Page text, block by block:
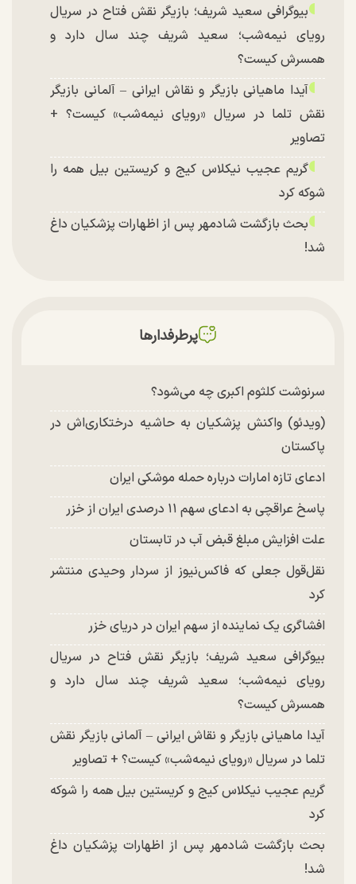
بیوگرافی سعید شریف؛ بازیگر نقش فتاح در سریال
رویای نیمه‌شب؛ سعید شریف چند سال دارد و
همسرش کیست؟
آیدا ماهیانی بازیگر و نقاش ایرانی – آلمانی بازیگر
نقش تلما در سریال «رویای نیمه‌شب» کیست؟ +
تصاویر
گریم عجیب نیکلاس کیج و کریستین بیل همه را
شوکه کرد
بحث بازگشت شادمهر پس از اظهارات پزشکیان داغ
شد!
توافق با آمریکا در انتظار تایید نهایی شعام؟
شد
پرطرفدارها
سرنوشت کلثوم اکبری چه می‌شود؟
(ویدئو) واکنش پزشکیان به حاشیه درختکاری‌اش در
پاکستان
ادعای تازه امارات درباره حمله موشکی ایران
پاسخ عراقچی به ادعای سهم ۱۱ درصدی ایران از خزر
علت افزایش مبلغ قبض آب در تابستان
نقل‌قول جعلی که فاکس‌نیوز از سردار وحیدی منتشر
کرد
افشاگری یک نماینده از سهم ایران در دریای خزر
بیوگرافی سعید شریف؛ بازیگر نقش فتاح در سریال
رویای نیمه‌شب؛ سعید شریف چند سال دارد و
همسرش کیست؟
آیدا ماهیانی بازیگر و نقاش ایرانی – آلمانی بازیگر نقش
تلما در سریال «رویای نیمه‌شب» کیست؟ + تصاویر
گریم عجیب نیکلاس کیج و کریستین بیل همه را شوکه
کرد
بحث بازگشت شادمهر پس از اظهارات پزشکیان داغ
شد!